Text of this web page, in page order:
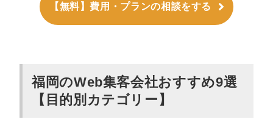
【無料】費用・プランの相談をする
福岡のWeb集客会社おすすめ9選
【目的別カテゴリー】